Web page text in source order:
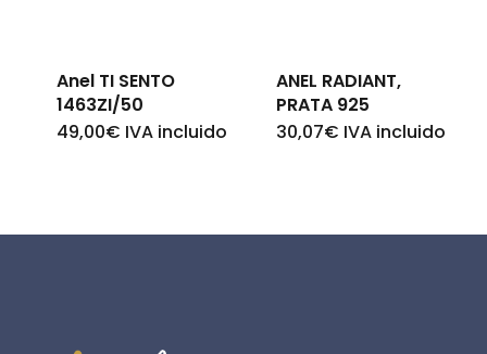
Anel TI SENTO
1463ZI/50
49,00€ IVA incluido
ANEL RADIANT,
PRATA 925
30,07€ IVA incluido